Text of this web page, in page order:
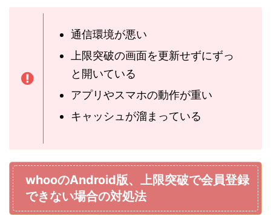
通信環境が悪い
上限突破の画面を更新せずにずっ
と開いている
アプリやスマホの動作が重い
キャッシュが溜まっている
whooのAndroid版、上限突破で会員登録
できない場合の対処法